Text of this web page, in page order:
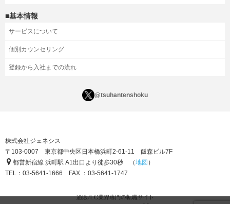
■基本情報
サービスについて
個別カウンセリング
登録から入社までの流れ
@tsuhantenshoku
株式会社ジェネシス
〒103-0007 東京都中央区日本橋浜町2-61-11 飯森ビル7F
都営新宿線 浜町駅 A1出口より徒歩30秒 （地図 ）
TEL：03-5641-1666 FAX ：03-5641-1747